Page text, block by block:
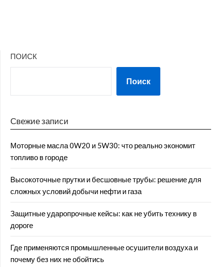
ПОИСК
Поиск
Свежие записи
Моторные масла 0W20 и 5W30: что реально экономит
топливо в городе
Высокоточные прутки и бесшовные трубы: решение для
сложных условий добычи нефти и газа
Защитные ударопрочные кейсы: как не убить технику в
дороге
Где применяются промышленные осушители воздуха и
почему без них не обойтись